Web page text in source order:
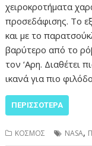
χειροκροτήματα
προσεδάφισης. Το
και με το
βαρύτερο από το
τον ‘Αρη. Διαθέτει
ικανά για πιο
ΠΕΡΙΣΣΌΤΕΡΑ
ΚΟΣΜΟΣ NASA,